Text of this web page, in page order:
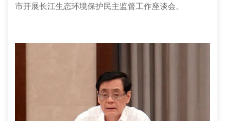
市开展长江生态环境保护民主监督工作座谈会。